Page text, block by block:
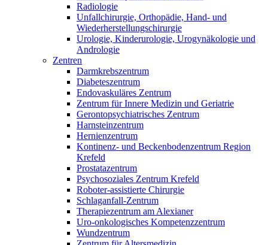
Radiologie
Unfallchirurgie, Orthopädie, Hand- und
Wiederherstellungschirurgie
Urologie, Kinderurologie, Urogynäkologie und
Andrologie
Zentren
Darmkrebszentrum
Diabeteszentrum
Endovaskuläres Zentrum
Zentrum für Innere Medizin und Geriatrie
Gerontopsychiatrisches Zentrum
Harnsteinzentrum
Hernienzentrum
Kontinenz- und Beckenbodenzentrum Region
Krefeld
Prostatazentrum
Psychosoziales Zentrum Krefeld
Roboter-assistierte Chirurgie
Schlaganfall-Zentrum
Therapiezentrum am Alexianer
Uro-onkologisches Kompetenzzentrum
Wundzentrum